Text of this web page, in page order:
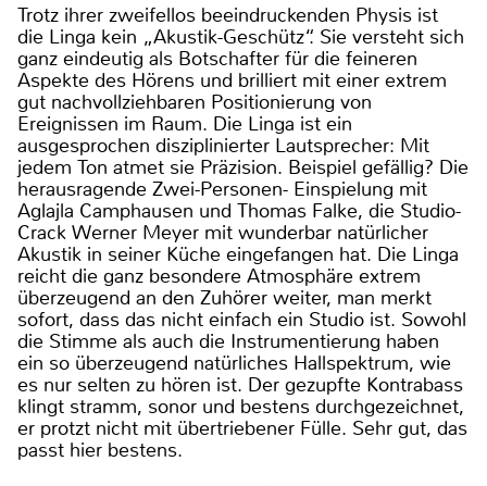
Trotz ihrer zweifellos beeindruckenden Physis ist
die Linga kein „Akustik-Geschütz“. Sie versteht sich
ganz eindeutig als Botschafter für die feineren
Aspekte des Hörens und brilliert mit einer extrem
gut nachvollziehbaren Positionierung von
Ereignissen im Raum. Die Linga ist ein
ausgesprochen disziplinierter Lautsprecher: Mit
jedem Ton atmet sie Präzision. Beispiel gefällig? Die
herausragende Zwei-Personen- Einspielung mit
Aglajla Camphausen und Thomas Falke, die Studio-
Crack Werner Meyer mit wunderbar natürlicher
Akustik in seiner Küche eingefangen hat. Die Linga
reicht die ganz besondere Atmosphäre extrem
überzeugend an den Zuhörer weiter, man merkt
sofort, dass das nicht einfach ein Studio ist. Sowohl
die Stimme als auch die Instrumentierung haben
ein so überzeugend natürliches Hallspektrum, wie
es nur selten zu hören ist. Der gezupfte Kontrabass
klingt stramm, sonor und bestens durchgezeichnet,
er protzt nicht mit übertriebener Fülle. Sehr gut, das
passt hier bestens.